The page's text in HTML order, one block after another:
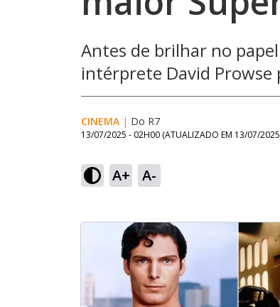
Antes de brilhar no
intérprete David
CINEMA | Do R7
13/07/2025 - 02H00 (ATUALIZADO EM 13/07/
A+ A-